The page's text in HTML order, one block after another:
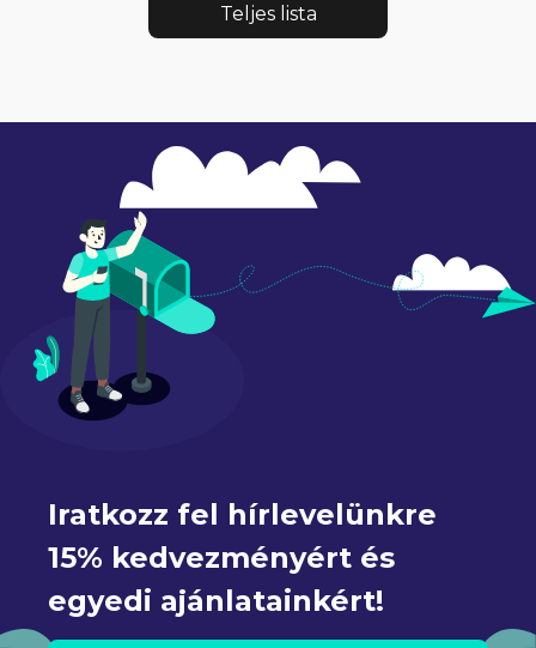
Teljes lista
Iratkozz fel hírlevelünkre
15% kedvezményért és
egyedi ajánlatainkért!